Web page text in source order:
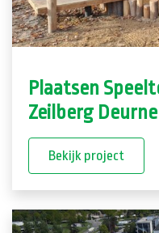
Plaatsen
Zeilberg Deurne
Bekijk project